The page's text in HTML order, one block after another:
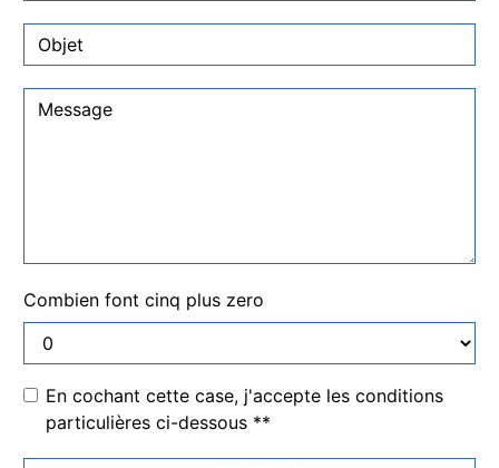
Combien font cinq plus zero
En cochant cette case, j'accepte les conditions
particulières ci-dessous **